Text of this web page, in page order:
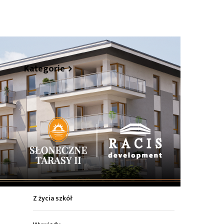
Kategorie
Z życia miasta
Sport
Kultura
Wiadomości z regionu
Z życia szkół